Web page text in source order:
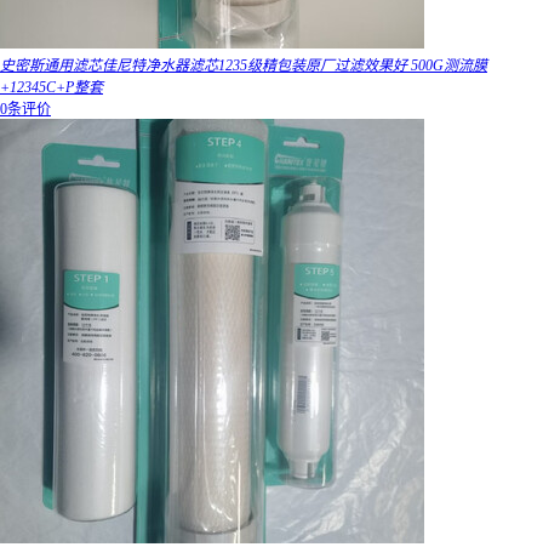
史密斯通用滤芯佳尼特净水器滤芯1235级精包装原厂过滤效果好 500G测流膜
+12345C+P整套
0条评价